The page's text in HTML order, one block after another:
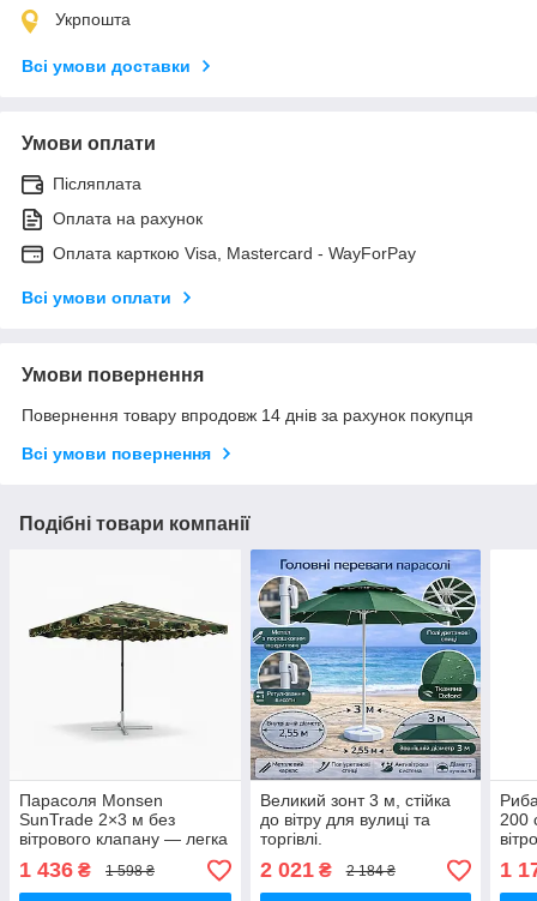
Укрпошта
Всі умови доставки
Умови оплати
Післяплата
Оплата на рахунок
Оплата карткою Visa, Mastercard - WayForPay
Всі умови оплати
Умови повернення
Повернення товару впродовж 14 днів за рахунок покупця
Всі умови повернення
Подібні товари компанії
Парасоля Monsen
SunTrade 2×3 м без
вітрового клапану — легка
та міцна модель для
бізнесу
1 436 ₴ 1 598 ₴
Великий зонт 3 м, стійка
до вітру для вулиці та
торгівлі.
2 021₴ 2 184 ₴
200
для
1